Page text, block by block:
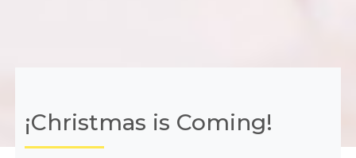
¡Christmas is Coming!